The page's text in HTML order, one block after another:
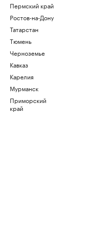
Пермский край
Ростов-на-Дону
Татарстан
Тюмень
Черноземье
Кавказ
Карелия
Мурманск
Приморский
край